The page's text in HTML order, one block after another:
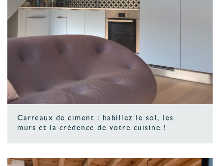
Carreaux de ciment : habillez le sol, les
murs et la crédence de votre cuisine !